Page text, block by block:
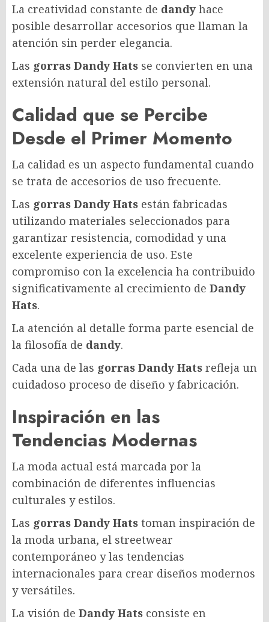
La creatividad constante de dandy hace
posible desarrollar accesorios que llaman la
atención sin perder elegancia.
Las gorras Dandy Hats se convierten en una
extensión natural del estilo personal.
Calidad que se Percibe
Desde el Primer Momento
La calidad es un aspecto fundamental cuando
se trata de accesorios de uso frecuente.
Las gorras Dandy Hats están fabricadas
utilizando materiales seleccionados para
garantizar resistencia, comodidad y una
excelente experiencia de uso. Este
compromiso con la excelencia ha contribuido
significativamente al crecimiento de Dandy
Hats.
La atención al detalle forma parte esencial de
la filosofía de dandy.
Cada una de las gorras Dandy Hats refleja un
cuidadoso proceso de diseño y fabricación.
Inspiración en las
Tendencias Modernas
La moda actual está marcada por la
combinación de diferentes influencias
culturales y estilos.
Las gorras Dandy Hats toman inspiración de
la moda urbana, el streetwear
contemporáneo y las tendencias
internacionales para crear diseños modernos
y versátiles.
La visión de Dandy Hats consiste en